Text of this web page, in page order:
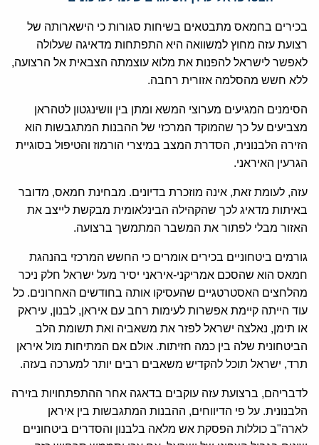
בכירים בחמאס מתבטאים בשיחות סגורות כי הישארותה של
רצועת עזה מחוץ למשוואה היא התפתחות מדאיגה שעלולה
לאפשר לישראל להפנות את מלוא עוצמתה הצבאית אל הרצועה,
ללא חשש מהסלמה אזורית רחבה.
הסימנים המגיעים מערוצי המשא ומתן בין וושינגטון לטהראן
מצביעים על כך שהמוקד המרכזי של ההבנות המתגבשות הוא
הזירה הלבנונית, הסדרת המצב במיצרי הורמוז והטיפול בסוגיית
הגרעין האיראני.
עזה, לעומת זאת, אינה מוזכרת בדיונים. מבחינת חמאס, מדובר
באיתות מדאיג לכך שהקהילה הבינלאומית מבקשת לייצב את
האזור מבלי לפתור את המשבר המתמשך ברצועה.
גורמים ביטחוניים בכירים אומרים כי החשש המרכזי בהנהגת
חמאס הוא שהסכם אמריקני-איראני יסיר מעל ישראל חלק ניכר
מהלחצים האסטרטגיים שהעסיקו אותה בחודשים האחרונים. כל
עוד הייתה קיימת אפשרות לעימות רחב עם איראן, לבנון, עיראק
או תימן, נאלצה ישראל לפזר את משאביה ואת תשומת הלב
הביטחונית שלה בין כמה חזיתות. אולם אם המתיחות מול איראן
תרד, ישראל תוכל להקדיש משאבים רבים יותר למערכה בעזה.
לדבריהם, ברצועת עזה עוקבים בדאגה אחר ההתפתחויות בזירה
הלבנונית. על פי הדיווחים, ההבנות המתגבשות בין איראן
לארה"ב כוללות הפסקת אש מלאה בלבנון והסדרים ביטחוניים